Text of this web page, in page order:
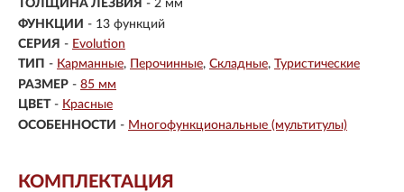
ТОЛЩИНА ЛЕЗВИЯ - 2 мм
ФУНКЦИИ - 13 функций
СЕРИЯ - Evolution
ТИП - Карманные Перочинные Складные Туристические
РАЗМЕР - 85 мм
ЦВЕТ - Красные
ОСОБЕННОСТИ - Многофункциональные (мультитулы)
КОМПЛЕКТАЦИЯ